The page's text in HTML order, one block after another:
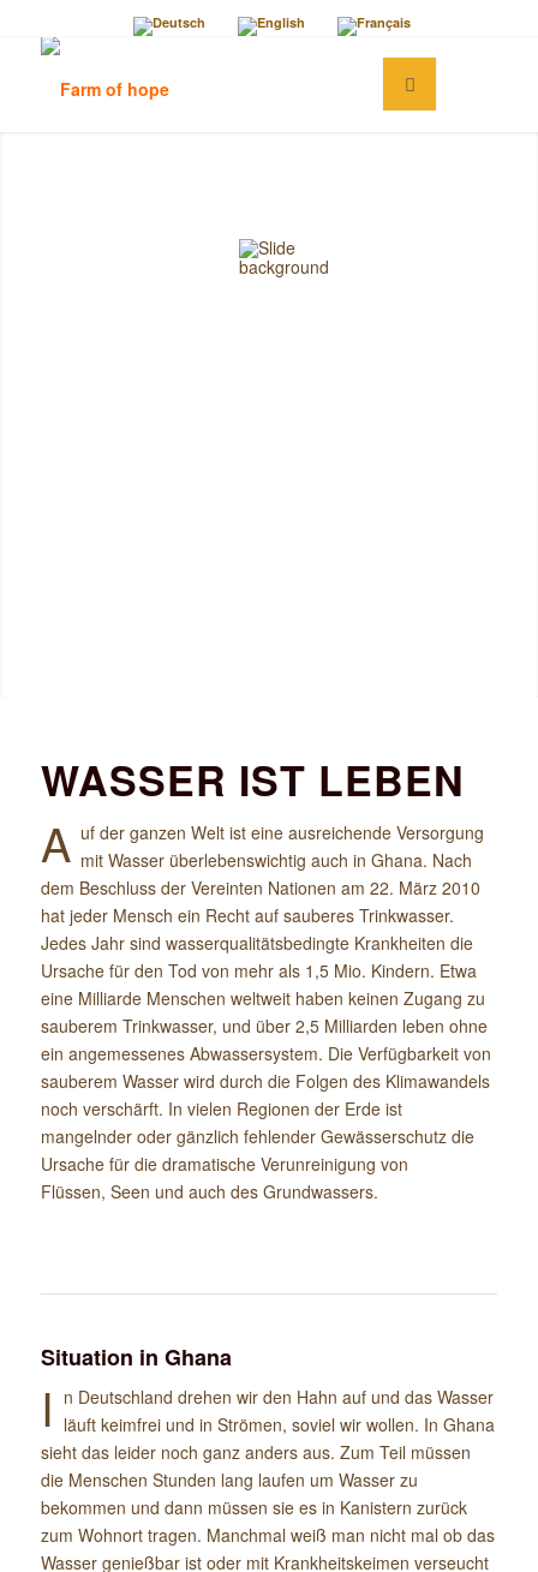
WASSER IST LEBEN
A uf der ganzen Welt ist eine ausreichende Versorgung
mit Wasser überlebenswichtig auch in Ghana. Nach
dem Beschluss der Vereinten Nationen am 22. März 2010
hat jeder Mensch ein Recht auf sauberes Trinkwasser.
Jedes Jahr sind wasserqualitätsbedingte Krankheiten die
Ursache für den Tod von mehr als 1,5 Mio. Kindern. Etwa
eine Milliarde Menschen weltweit haben keinen Zugang zu
sauberem Trinkwasser, und über 2,5 Milliarden leben ohne
ein angemessenes Abwassersystem. Die Verfügbarkeit von
sauberem Wasser wird durch die Folgen des Klimawandels
noch verschärft. In vielen Regionen der Erde ist
mangelnder oder gänzlich fehlender Gewässerschutz die
Ursache für die dramatische Verunreinigung von
Flüssen, Seen und auch des Grundwassers.
Situation in Ghana
I n Deutschland drehen wir den Hahn auf und das Wasser
läuft keimfrei und in Strömen, soviel wir wollen. In Ghana
sieht das leider noch ganz anders aus. Zum Teil müssen
die Menschen Stunden lang laufen um Wasser zu
bekommen und dann müssen sie es in Kanistern zurück
zum Wohnort tragen. Manchmal weiß man nicht mal ob das
Wasser genießbar ist oder mit Krankheitskeimen verseucht